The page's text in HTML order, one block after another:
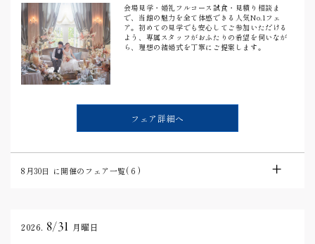
会場見学・婚礼フルコース試食・見積り相談ま
で、当館の魅力を全て体感できる人気No.1フェ
ア。初めての見学でも安心してご参加いただける
よう、専属スタッフがおふたりの希望を伺いなが
ら、理想の結婚式を丁寧にご提案します。
フェア詳細へ
8月30日 に開催のフェア一覧(6 )
2026. 8/31 月曜日